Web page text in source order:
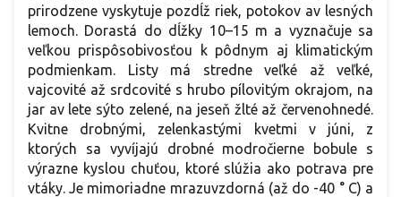
prirodzene vyskytuje pozdĺž riek, potokov av lesných
lemoch. Dorastá do dĺžky 10–15 m a vyznačuje sa
veľkou prispôsobivosťou k pôdnym aj klimatickým
podmienkam. Listy má stredne veľké až veľké,
vajcovité až srdcovité s hrubo pílovitým okrajom, na
jar av lete sýto zelené, na jeseň žlté až červenohnedé.
Kvitne drobnými, zelenkastými kvetmi v júni, z
ktorých sa vyvíjajú drobné modročierne bobule s
výrazne kyslou chuťou, ktoré slúžia ako potrava pre
vtáky. Je mimoriadne mrazuvzdorná (až do -40 ° C) a